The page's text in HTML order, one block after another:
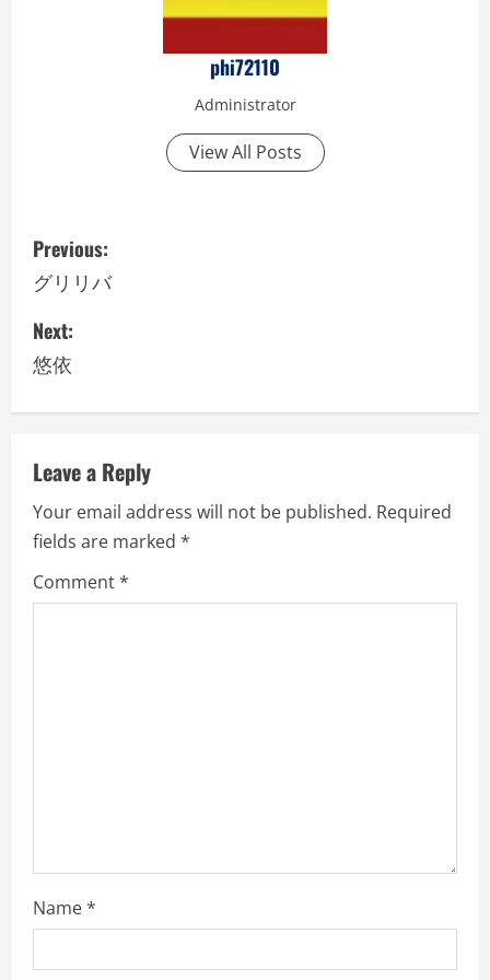
phi72110
Administrator
View All Posts
P
o
s
t
n
a
v
i
g
Previous:
グリリバ
Next:
悠依
Leave a Reply
Your email address will not be published. Required
fields are marked *
Comment*
Name*